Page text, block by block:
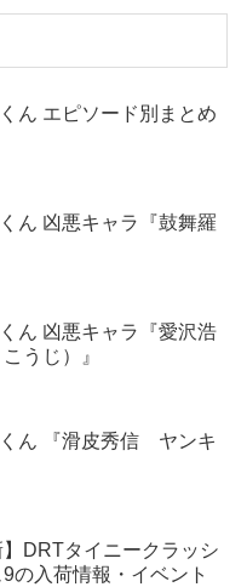
ん エピソード別まとめ
ん 凶悪キャラ『鼓舞羅
ん 凶悪キャラ『愛沢浩
うじ）』
ん 『滑皮秀信 ヤンキ
】DRTタイニークラッシ
の入荷情報・イベント